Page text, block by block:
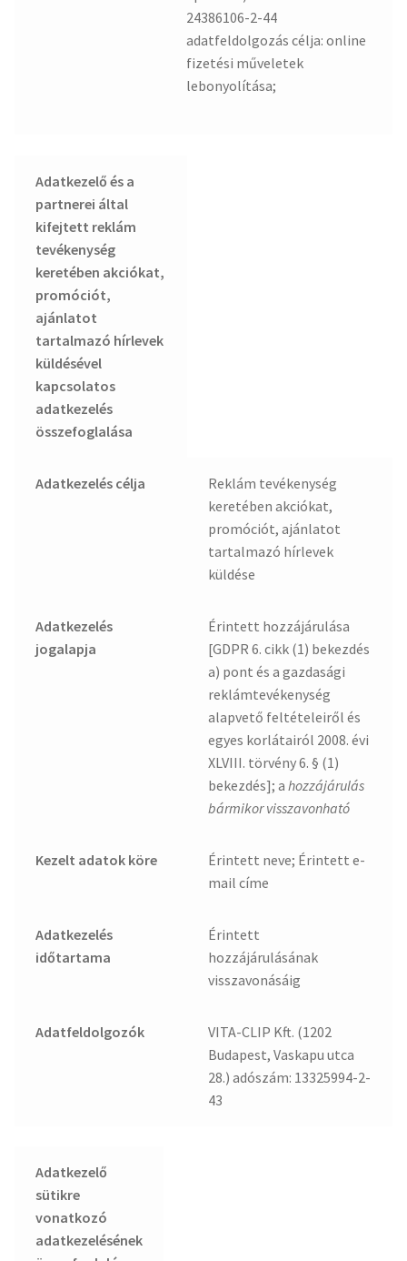
24386106-2-44
adatfeldolgozás célja: online
fizetési műveletek
lebonyolítása;
Adatkezelő és a
partnerei által
kifejtett reklám
tevékenység
keretében akciókat,
promóciót,
ajánlatot
tartalmazó hírlevek
küldésével
kapcsolatos
adatkezelés
összefoglalása
Adatkezelés célja
Reklám tevékenység
keretében akciókat,
promóciót, ajánlatot
tartalmazó hírlevek
küldése
Adatkezelés
jogalapja
Érintett hozzájárulása
[GDPR 6. cikk (1) bekezdés
a) pont és a gazdasági
reklámtevékenység
alapvető feltételeiről és
egyes korlátairól 2008. évi
XLVIII. törvény 6. § (1)
bekezdés]; a hozzájárulás
bármikor visszavonható
Kezelt adatok köre
Érintett neve; Érintett e-
mail címe
Adatkezelés
időtartama
Érintett
hozzájárulásának
visszavonásáig
Adatfeldolgozók
VITA-CLIP Kft. (1202
Budapest, Vaskapu utca
28.) adószám: 13325994-2-
43
Adatkezelő
sütikre
vonatkozó
adatkezelésének